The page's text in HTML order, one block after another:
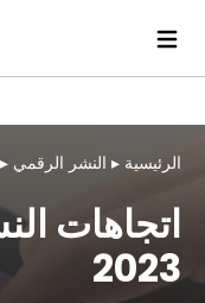
الرئيسية ▸ النشر الرقمي ▸
اتجاهات
2023